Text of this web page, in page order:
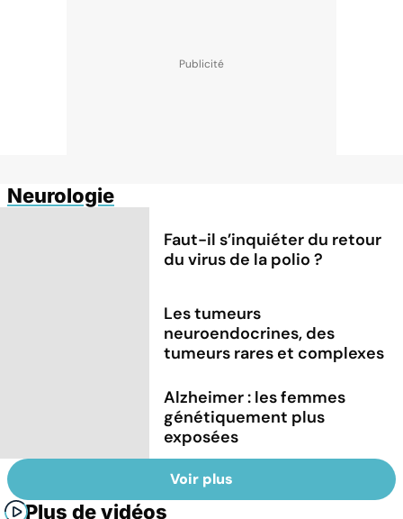
Neurologie
Faut-il s’inquiéter du retour
du virus de la polio ?
Les tumeurs
neuroendocrines, des
tumeurs rares et complexes
Alzheimer : les femmes
génétiquement plus
exposées
Voir plus
Plus de vidéos